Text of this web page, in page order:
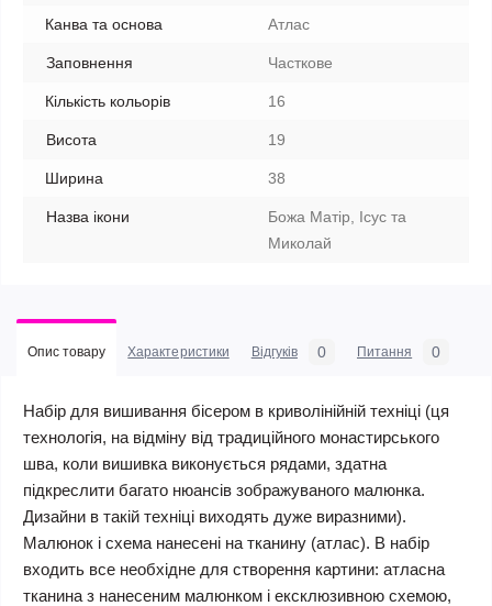
Канва та основа Атлас
Заповнення Часткове
Кількість кольорів 16
Висота 19
Ширина 38
Назва ікони
Божа Матір, Ісус та
Миколай
Опис товару Характеристики Відгуків 0 Питання 0
Набір для вишивання бісером в криволінійній техніці (ця
технологія, на відміну від традиційного монастирського
шва, коли вишивка виконується рядами, здатна
підкреслити багато нюансів зображуваного малюнка.
Дизайни в такій техніці виходять дуже виразними).
Малюнок і схема нанесені на тканину (атлас). В набір
входить все необхідне для створення картини: атласна
тканина з нанесеним малюнком і ексклюзивною схемою,